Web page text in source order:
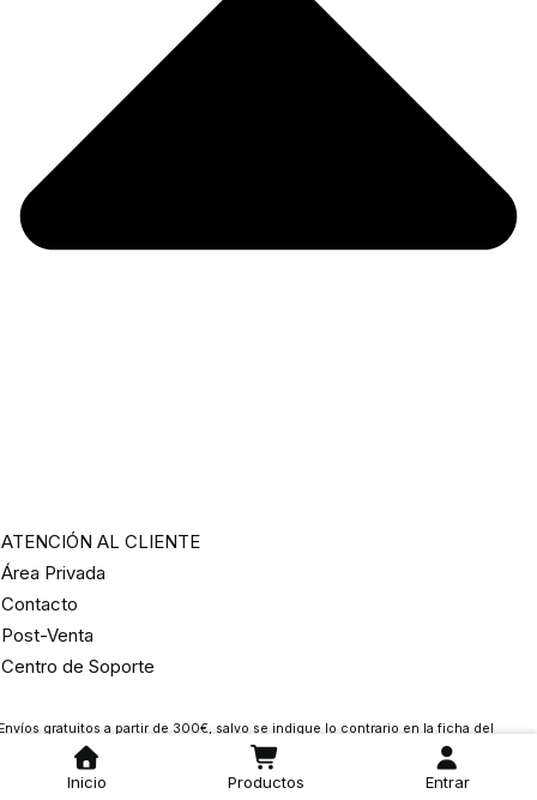
Inicio Productos Entrar
ATENCIÓN AL CLIENTE
Área Privada
Contacto
Post-Venta
Centro de Soporte
gratuitos a partir de 300€, salvo se indique lo contrario en la ficha del